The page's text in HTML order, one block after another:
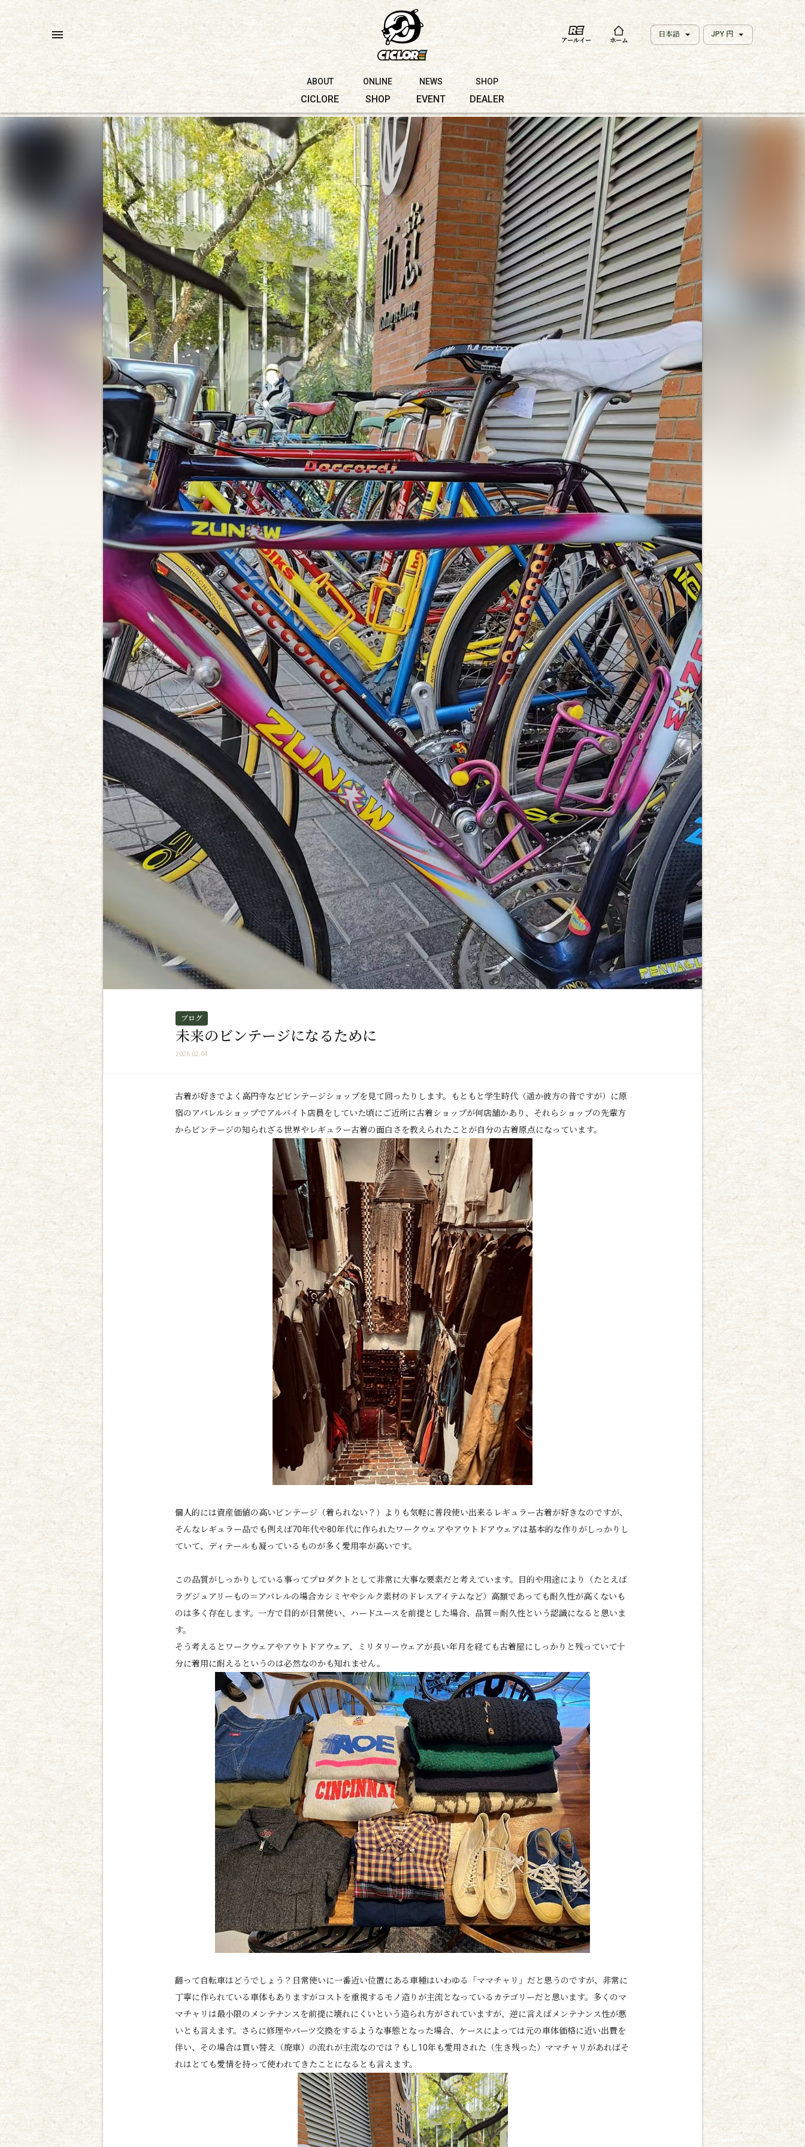
アールイー ホーム
日本語 JPY 円
ABOUT
CICLORE
ONLINE
SHOP
NEWS
EVENT
SHOP
DEALER
ブログ
未来のビンテージになるために
2026.02.04
古着が好きでよく高円寺などビンテージショップを見て回ったりします。もともと学生時代（遥か彼方の昔ですが）に原
宿のアパレルショップでアルバイト店員をしていた頃にご近所に古着ショップが何店舗かあり、それらショップの先輩方
からビンテージの知られざる世界やレギュラー古着の面白さを教えられたことが自分の古着原点になっています。
個人的には資産価値の高いビンテージ（着られない？）よりも気軽に普段使い出来るレギュラー古着が好きなのですが、
そんなレギュラー品でも例えば70年代や80年代に作られたワークウェアやアウトドアウェアは基本的な作りがしっかりし
ていて、ディテールも凝っているものが多く愛用率が高いです。
この品質がしっかりしている事ってプロダクトとして非常に大事な要素だと考えています。目的や用途により（たとえば
ラグジュアリーもの＝アパレルの場合カシミヤやシルク素材のドレスアイテムなど）高額であっても耐久性が高くないも
のは多く存在します。一方で目的が日常使い、ハードユースを前提とした場合、品質＝耐久性という認識になると思いま
す。
そう考えるとワークウェアやアウトドアウェア、ミリタリーウェアが長い年月を経ても古着屋にしっかりと残っていて十
分に着用に耐えるというのは必然なのかも知れません。
翻って自転車はどうでしょう？日常使いに一番近い位置にある車種はいわゆる「ママチャリ」だと思うのですが、非常に
丁寧に作られている車体もありますがコストを重視するモノ造りが主流となっているカテゴリーだと思います。多くのマ
マチャリは最小限のメンテナンスを前提に壊れにくいという造られ方がされていますが、逆に言えばメンテナンス性が悪
いとも言えます。さらに修理やパーツ交換をするような事態となった場合、ケースによっては元の車体価格に近い出費を
伴い、その場合は買い替え（廃車）の流れが主流なのでは？もし10年も愛用された（生き残った）ママチャリがあればそ
れはとても愛情を持って使われてきたことになるとも言えます。